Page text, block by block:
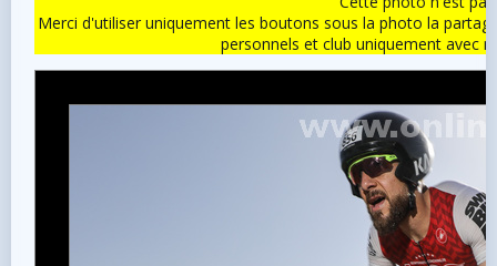
Merci d'utiliser uniquement les boutons sous la photo la
personnels et club uniquement avec